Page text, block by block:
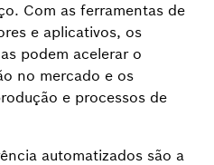
Com as ferramentas de
e aplicativos, os
podem acelerar o
no mercado e os
e processos de
automatizados são a